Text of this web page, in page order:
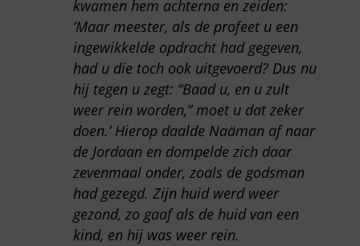
kwamen hem achterna en zeiden:
‘Maar meester, als de profeet u een
ingewikkelde opdracht had gegeven,
had u die toch ook uitgevoerd? Dus nu
hij tegen u zegt: “Baad u, en u zult
weer rein worden,” moet u dat zeker
doen.’ Hierop daalde Naäman af naar
de Jordaan en dompelde zich daar
zevenmaal onder, zoals de godsman
had gezegd. Zijn huid werd weer
gezond, zo gaaf als de huid van een
kind, en hij was weer rein.